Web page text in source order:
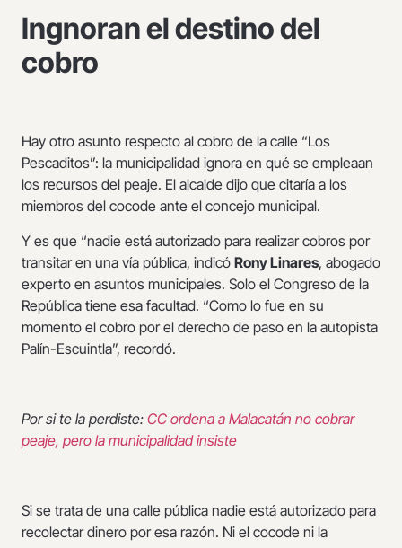
Ingnoran el destino del
cobro
Hay otro asunto respecto al cobro de la calle “Los
Pescaditos”: la municipalidad ignora en qué se empleaan
los recursos del peaje. El alcalde dijo que citaría a los
miembros del cocode ante el concejo municipal.
Y es que “nadie está autorizado para realizar cobros por
transitar en una vía pública, indicó Rony Linares, abogado
experto en asuntos municipales. Solo el Congreso de la
República tiene esa facultad. “Como lo fue en su
momento el cobro por el derecho de paso en la autopista
Palín-Escuintla”, recordó.
Por si te la perdiste: CC ordena a Malacatán no cobrar
peaje, pero la municipalidad insiste
Si se trata de una calle pública nadie está autorizado para
recolectar dinero por esa razón. Ni el cocode ni la